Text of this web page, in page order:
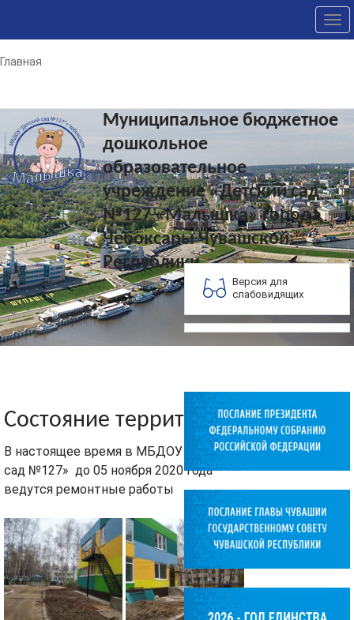
Главная
Муниципальное бюджетное
дошкольное
образовательное
учреждение «Детский сад
№127 «Малышка» города
Чебоксары Чувашской
Республики
Версия для
слабовидящих
Состояние территории
В настоящее время в МБДОУ «Детский
сад №127» до 05 ноября 2020 года
ведутся ремонтные работы